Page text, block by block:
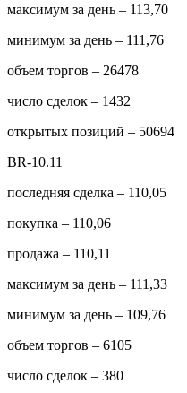
максимум за день – 113,70
минимум за день – 111,76
объем торгов – 26478
число сделок – 1432
открытых позиций – 50694
BR-10.11
последняя сделка – 110,05
покупка – 110,06
продажа – 110,11
максимум за день – 111,33
минимум за день – 109,76
объем торгов – 6105
число сделок – 380